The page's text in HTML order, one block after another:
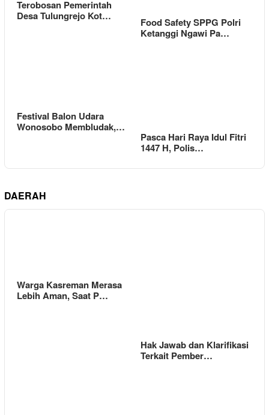
Terobosan Pemerintah
Desa Tulungrejo Kot…
Food Safety SPPG Polri
Ketanggi Ngawi Pa…
Festival Balon Udara
Wonosobo Membludak,…
Pasca Hari Raya Idul Fitri
1447 H, Polis…
DAERAH
Warga Kasreman Merasa
Lebih Aman, Saat P…
Hak Jawab dan Klarifikasi
Terkait Pember…